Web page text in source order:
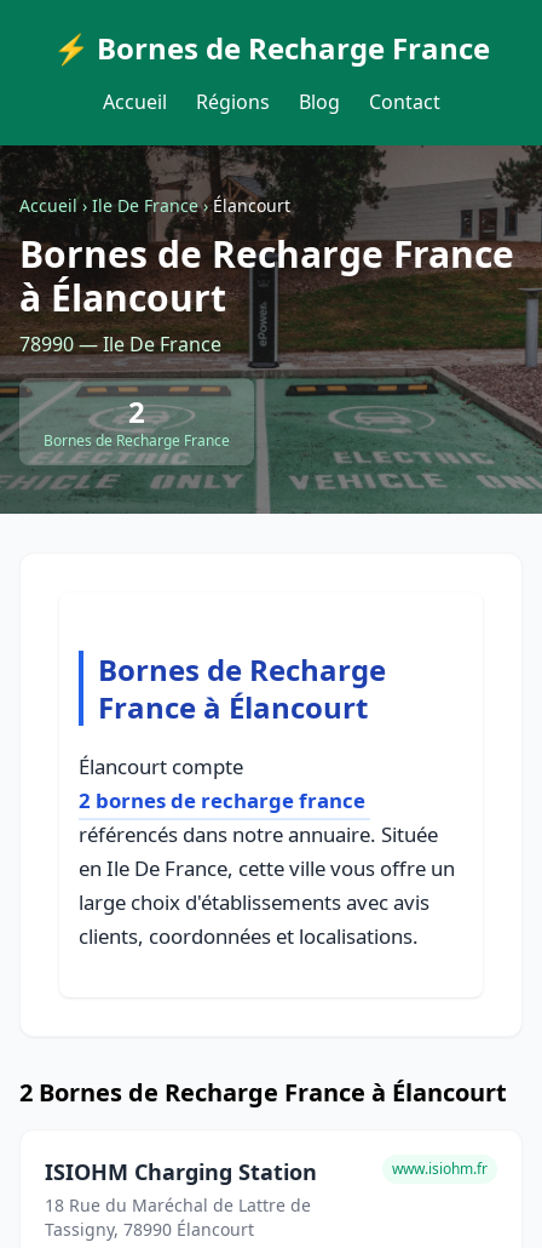
⚡ Bornes de Recharge France
Accueil Régions Blog Contact
Accueil›Ile De France›Élancourt
Bornes de Recharge France
à Élancourt
78990 — Ile De France
2
Bornes de Recharge France
Bornes de Recharge
France à Élancourt
Élancourt compte
2 bornes de recharge france
référencés dans notre annuaire. Située
en Ile De France, cette ville vous offre un
large choix d'établissements avec avis
clients, coordonnées et localisations.
2 Bornes de Recharge France à Élancourt
ISIOHM Charging Station
18 Rue du Maréchal de Lattre de
Tassigny, 78990 Élancourt
www.isiohm.fr